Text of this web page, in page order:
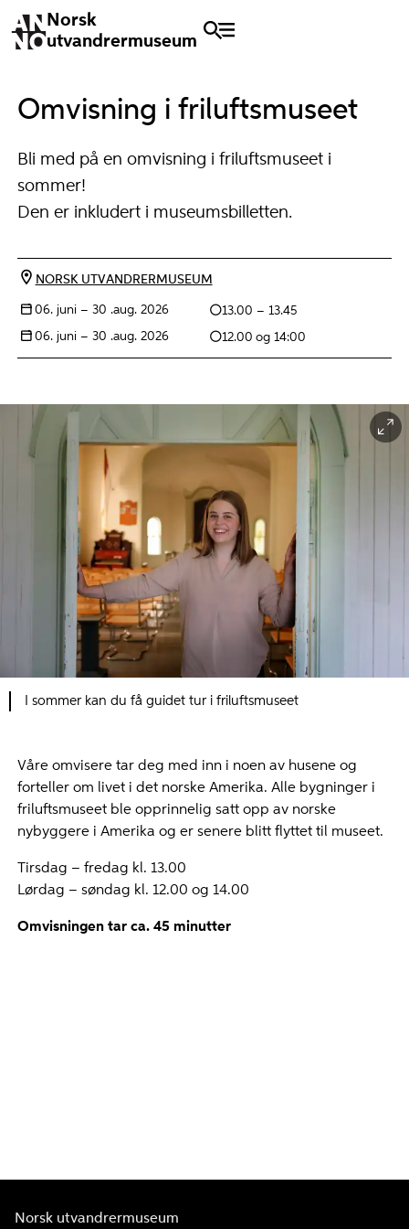
Norsk
utvandrermuseum
Omvisning i friluftsmuseet
Bli med på en omvisning i friluftsmuseet i
sommer!
Den er inkludert i museumsbilletten.
NORSK UTVANDRERMUSEUM
06. juni – 30 .aug. 2026
13.00 – 13.45
06. juni – 30 .aug. 2026 12.00 og 14:00
I sommer kan du få guidet tur i friluftsmuseet
Våre omvisere tar deg med inn i noen av husene og
forteller om livet i det norske Amerika. Alle bygninger i
friluftsmuseet ble opprinnelig satt opp av norske
nybyggere i Amerika og er senere blitt flyttet til museet.
Tirsdag – fredag kl. 13.00
Lørdag – søndag kl. 12.00 og 14.00
Omvisningen tar ca. 45 minutter
Norsk utvandrermuseum